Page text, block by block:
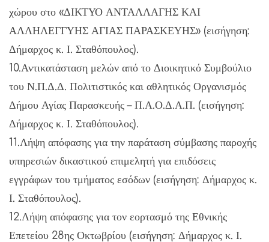
χώρου στο «ΔΙΚΤΥΟ ΑΝΤΑΛΛΑΓΗΣ ΚΑΙ
ΑΛΛΗΛΕΓΓΥΗΣ ΑΓΙΑΣ ΠΑΡΑΣΚΕΥΗΣ» (εισήγηση:
Δήμαρχος κ. Ι. Σταθόπουλος).
10.Αντικατάσταση μελών από το Διοικητικό Συμβούλιο
του Ν.Π.Δ.Δ. Πολιτιστικός και αθλητικός Οργανισμός
Δήμου Αγίας Παρασκευής – Π.Α.Ο.Δ.Α.Π. (εισήγηση:
Δήμαρχος κ. Ι. Σταθόπουλος).
11.Λήψη απόφασης για την παράταση σύμβασης παροχής
υπηρεσιών δικαστικού επιμελητή για επιδόσεις
εγγράφων του τμήματος εσόδων (εισήγηση: Δήμαρχος κ.
Ι. Σταθόπουλος).
12.Λήψη απόφασης για τον εορτασμό της Εθνικής
Επετείου 28ης Οκτωβρίου (εισήγηση: Δήμαρχος κ. Ι.